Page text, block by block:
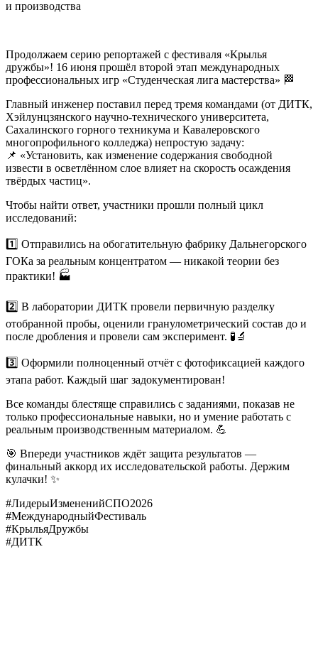
и производства
Продолжаем серию репортажей с фестиваля «Крылья
дружбы»! 16 июня прошёл второй этап международных
профессиональных игр «Студенческая лига мастерства» 🏁
Главный инженер поставил перед тремя командами (от ДИТК,
Хэйлунцзянского научно-технического университета,
Сахалинского горного техникума и Кавалеровского
многопрофильного колледжа) непростую задачу:
📌 «Установить, как изменение содержания свободной
извести в осветлённом слое влияет на скорость осаждения
твёрдых частиц».
Чтобы найти ответ, участники прошли полный цикл
исследований:
1️⃣ Отправились на обогатительную фабрику Дальнегорского
ГОКа за реальным концентратом — никакой теории без
практики! 🏭
2️⃣ В лаборатории ДИТК провели первичную разделку
отобранной пробы, оценили гранулометрический состав до и
после дробления и провели сам эксперимент. 🧪🔬
3️⃣ Оформили полноценный отчёт с фотофиксацией каждого
этапа работ. Каждый шаг задокументирован!
Все команды блестяще справились с заданиями, показав не
только профессиональные навыки, но и умение работать с
реальным производственным материалом. 💪
🎯 Впереди участников ждёт защита результатов —
финальный аккорд их исследовательской работы. Держим
кулачки! ✨
#ЛидерыИзмененийСПО2026
#МеждународныйФестиваль
#КрыльяДружбы
#ДИТК